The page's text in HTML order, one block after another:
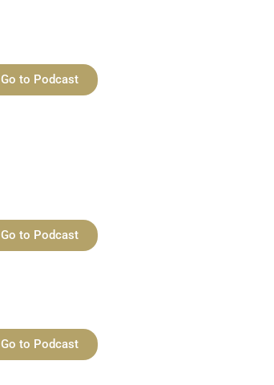
Go to Podcast
Go to Podcast
Go to Podcast